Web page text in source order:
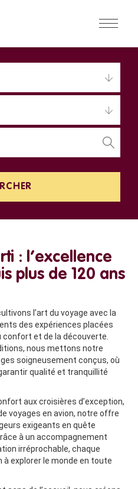
: l’excellence
plus de 120 ans
l’art du voyage avec la
des expériences placées
confort et de la découverte.
nous mettons notre
soigneusement conçus, où
qualité et tranquillité
aux croisières d’exception,
voyages en avion, notre offre
exigeants en quête
à un accompagnement
irréprochable, chaque
explorer le monde en toute